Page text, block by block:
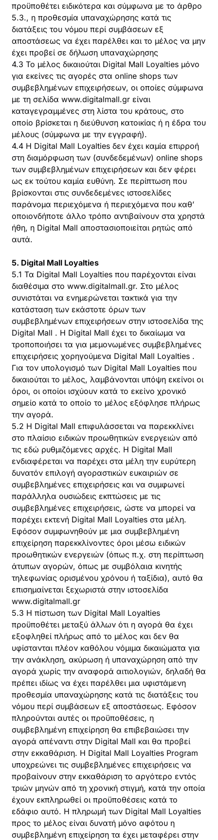
προϋποθέτει ειδικότερα και σύμφωνα με το άρθρο
5.3., η προθεσμία υπαναχώρησης κατά τις
διατάξεις του νόμου περί συμβάσεων εξ
αποστάσεως να έχει παρέλθει και το μέλος να μην
έχει προβεί σε δήλωση υπαναχώρησης
4.3 Το μέλος δικαιούται Digital Mall Loyalties μόνο
για εκείνες τις αγορές στα online shops των
συμβεβλημένων επιχειρήσεων, οι οποίες σύμφωνα
με τη σελίδα www.digitalmall.gr είναι
καταγεγραμμένες στη λίστα του κράτους, στο
οποίο βρίσκεται η διεύθυνση κατοικίας ή η έδρα του
μέλους (σύμφωνα με την εγγραφή).
4.4 Η Digital Mall Loyalties δεν έχει καμία επιρροή
στη διαμόρφωση των (συνδεδεμένων) online shops
των συμβεβλημένων επιχειρήσεων και δεν φέρει
ως εκ τούτου καμία ευθύνη. Σε περίπτωση που
βρίσκονται στις συνδεδεμένες ιστοσελίδες
παράνομα περιεχόμενα ή περιεχόμενα που καθ’
οποιονδήποτε άλλο τρόπο αντιβαίνουν στα χρηστά
ήθη, η Digital Mall αποστασιοποιείται ρητώς από
αυτά.
5. Digital Mall Loyalties
5.1 Τα Digital Mall Loyalties που παρέχονται είναι
διαθέσιμα στο www.digitalmall.gr. Στο μέλος
συνιστάται να ενημερώνεται τακτικά για την
κατάσταση των εκάστοτε όρων των
συμβεβλημένων επιχειρήσεων στην ιστοσελίδα της
Digital Mall . Η Digital Mall έχει το δικαίωμα να
τροποποιήσει τα για μεμονωμένες συμβεβλημένες
επιχειρήσεις χορηγούμενα Digital Mall Loyalties .
Για τον υπολογισμό των Digital Mall Loyalties που
δικαιούται το μέλος, λαμβάνονται υπόψη εκείνοι οι
όροι, οι οποίοι ισχύουν κατά το εκείνο χρονικό
σημείο κατά το οποίο το μέλος εξόφλησε πλήρως
την αγορά.
5.2 Η Digital Mall επιφυλάσσεται να παρεκκλίνει
στο πλαίσιο ειδικών προωθητικών ενεργειών από
τις εδώ ρυθμιζόμενες αρχές. Η Digital Mall
ενδιαφέρεται να παρέχει στα μέλη την ευρύτερη
δυνατόν επιλογή αγοραστικών ευκαιριών σε
συμβεβλημένες επιχειρήσεις και να συμφωνεί
παράλληλα ουσιώδεις εκπτώσεις με τις
συμβεβλημένες επιχειρήσεις, ώστε να μπορεί να
παρέχει εκτενή Digital Mall Loyalties στα μέλη.
Εφόσον συμφωνηθούν με μια συμβεβλημένη
επιχείρηση παρεκκλίνοντες όροι μέσω ειδικών
προωθητικών ενεργειών (όπως π.χ. στη περίπτωση
άτυπων αγορών, όπως με συμβόλαια κινητής
τηλεφωνίας ορισμένου χρόνου ή ταξίδια), αυτό θα
επισημαίνεται ξεχωριστά στην ιστοσελίδα
www.digitalmall.gr
5.3 Η πίστωση των Digital Mall Loyalties
προϋποθέτει μεταξύ άλλων ότι η αγορά θα έχει
εξοφληθεί πλήρως από το μέλος και δεν θα
υφίστανται πλέον καθόλου νόμιμα δικαιώματα για
την ανάκληση, ακύρωση ή υπαναχώρηση από την
αγορά χωρίς την αναφορά αιτιολογιών, δηλαδή θα
πρέπει ιδίως να έχει παρέλθει μια υφιστάμενη
προθεσμία υπαναχώρησης κατά τις διατάξεις του
νόμου περί συμβάσεων εξ αποστάσεως. Εφόσον
πληρούνται αυτές οι προϋποθέσεις, η
συμβεβλημένη επιχείρηση θα επιβεβαιώσει την
αγορά απέναντι στην Digital Mall και θα προβεί
στην εκκαθάριση. Η Digital Mall Loyalties Program
υποχρεώνει τις συμβεβλημένες επιχειρήσεις να
προβαίνουν στην εκκαθάριση το αργότερο εντός
τριών μηνών από τη χρονική στιγμή, κατά την οποία
έχουν εκπληρωθεί οι προϋποθέσεις κατά το
εδάφιο αυτό. Η πληρωμή των Digital Mall Loyalties
προς το μέλος είναι δυνατή μόνο αφότου η
συμβεβλημένη επιχείρηση τα έχει μεταφέρει στην